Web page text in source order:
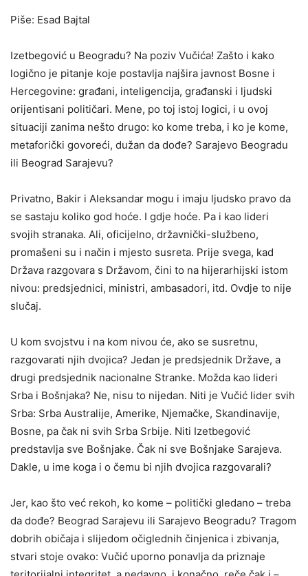
Piše: Esad Bajtal
Izetbegović u Beogradu? Na poziv Vučića! Zašto i kako
logično je pitanje koje postavlja najšira javnost Bosne i
Hercegovine: građani, inteligencija, građanski i ljudski
orijentisani političari. Mene, po toj istoj logici, i u ovoj
situaciji zanima nešto drugo: ko kome treba, i ko je kome,
metaforički govoreći, dužan da dođe? Sarajevo Beogradu
ili Beograd Sarajevu?
Privatno, Bakir i Aleksandar mogu i imaju ljudsko pravo da
se sastaju koliko god hoće. I gdje hoće. Pa i kao lideri
svojih stranaka. Ali, oficijelno, državnički-službeno,
promašeni su i način i mjesto susreta. Prije svega, kad
Država razgovara s Državom, čini to na hijerarhijski istom
nivou: predsjednici, ministri, ambasadori, itd. Ovdje to nije
slučaj.
U kom svojstvu i na kom nivou će, ako se susretnu,
razgovarati njih dvojica? Jedan je predsjednik Države, a
drugi predsjednik nacionalne Stranke. Možda kao lideri
Srba i Bošnjaka? Ne, nisu to nijedan. Niti je Vučić lider svih
Srba: Srba Australije, Amerike, Njemačke, Skandinavije,
Bosne, pa čak ni svih Srba Srbije. Niti Izetbegović
predstavlja sve Bošnjake. Čak ni sve Bošnjake Sarajeva.
Dakle, u ime koga i o čemu bi njih dvojica razgovarali?
Jer, kao što već rekoh, ko kome – politički gledano – treba
da dođe? Beograd Sarajevu ili Sarajevo Beogradu? Tragom
dobrih običaja i slijedom očiglednih činjenica i zbivanja,
stvari stoje ovako: Vučić uporno ponavlja da priznaje